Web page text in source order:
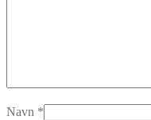
Navn *